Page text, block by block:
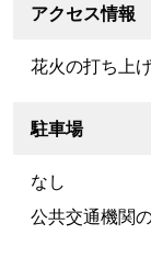
アクセス情報
花火の打ち上
駐車場
なし
公共交通機関